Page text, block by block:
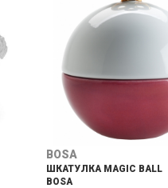
BOSA
ШКАТУЛКА MAGIC BALL
BOSA